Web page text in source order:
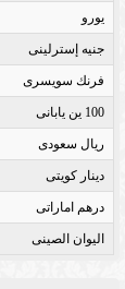
يورو
جنيه إسترلينى
فرنك سويسرى
100 ين يابانى
ريال سعودى
دينار كويتى
درهم اماراتى
اليوان الصينى